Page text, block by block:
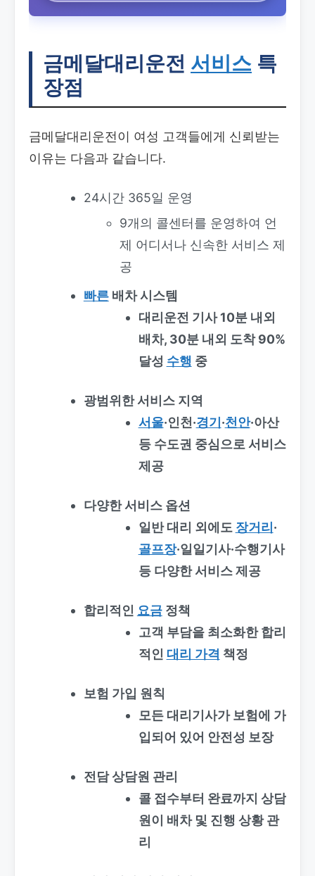
금메달대리운전 서비스 특
장점
금메달대리운전이 여성 고객들에게 신뢰받는
이유는 다음과 같습니다.
24시간 365일 운영
9개의 콜센터를 운영하여 언
제 어디서나 신속한 서비스 제
공
빠른배차 시스템
대리운전 기사 10분 내외
배차, 30분 내외 도착 90%
달성 수행 중
광범위한 서비스 지역
서울·인천·경기·천안·아산
등 수도권 중심으로 서비스
제공
다양한 서비스 옵션
일반 대리 외에도 장거리·
골프장·일일기사·수행기사
등 다양한 서비스 제공
합리적인 요금정책
고객 부담을 최소화한 합리
적인 대리 가격 책정
보험 가입 원칙
모든 대리기사가 보험에 가
입되어 있어 안전성 보장
전담 상담원 관리
콜 접수부터 완료까지 상담
원이 배차 및 진행 상황 관
리